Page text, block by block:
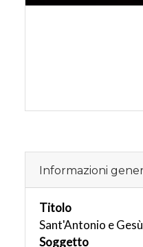
Informazioni
Titolo
Sant'Antonio e
Soggetto